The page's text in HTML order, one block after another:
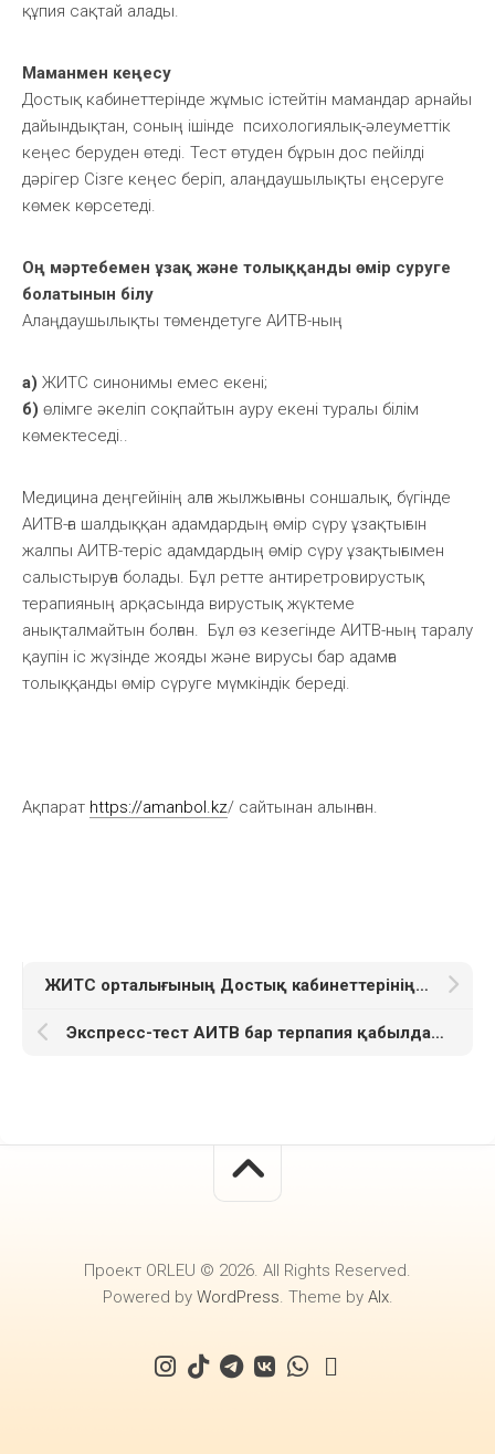
құпия сақтай алады.
Маманмен кеңесу
Достық кабинеттерінде жұмыс істейтін мамандар арнайы
дайындықтан, соның ішінде психологиялық-әлеуметтік
кеңес беруден өтеді. Тест өтуден бұрын дос пейілді
дәрігер Сізге кеңес беріп, алаңдаушылықты еңсеруге
көмек көрсетеді.
Оң мәртебемен ұзақ және толыққанды өмір суруге
болатынын білу
Алаңдаушылықты төмендетуге АИТВ-ның
а) ЖИТС синонимы емес екені;
б) өлімге әкеліп соқпайтын ауру екені туралы білім
көмектеседі..
Медицина деңгейінің алға жылжығаны соншалық, бүгінде
АИТВ-ға шалдыққан адамдардың өмір сүру ұзақтығын
жалпы АИТВ-теріс адамдардың өмір сүру ұзақтығымен
салыстыруға болады. Бұл ретте антиретровирустық
терапияның арқасында вирустық жүктеме
анықталмайтын болған. Бұл өз кезегінде АИТВ-ның таралу
қаупін іс жүзінде жояды және вирусы бар адамға
толыққанды өмір сүруге мүмкіндік береді.
Ақпарат https://amanbol.kz/ сайтынан алынған.
ЖИТС орталығының Достық кабинеттерінің мекенжайлары мен байланыстары
Экспресс-тест АИТВ бар терпапия қабылдайтын адамдарға не себепті жарамсыз?
Проект ORLEU © 2026. All Rights Reserved.
Powered by WordPress. Theme by Alx.